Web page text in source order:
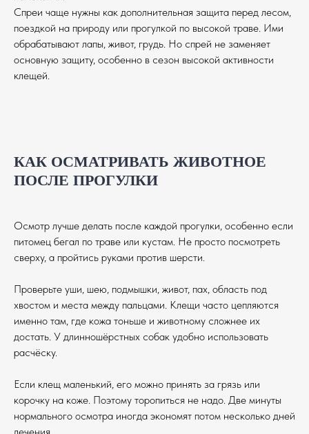
Спреи чаще нужны как дополнительная защита перед лесом,
поездкой на природу или прогулкой по высокой траве. Ими
обрабатывают лапы, живот, грудь. Но спрей не заменяет
основную защиту, особенно в сезон высокой активности
клещей.
КАК ОСМАТРИВАТЬ ЖИВОТНОЕ
ПОСЛЕ ПРОГУЛКИ
Осмотр лучше делать после каждой прогулки, особенно если
питомец бегал по траве или кустам. Не просто посмотреть
сверху, а пройтись руками против шерсти.
Проверьте уши, шею, подмышки, живот, пах, область под
хвостом и места между пальцами. Клещи часто цепляются
именно там, где кожа тоньше и животному сложнее их
достать. У длинношёрстных собак удобно использовать
расчёску.
Если клещ маленький, его можно принять за грязь или
корочку на коже. Поэтому торопиться не надо. Две минуты
нормального осмотра иногда экономят потом несколько дней